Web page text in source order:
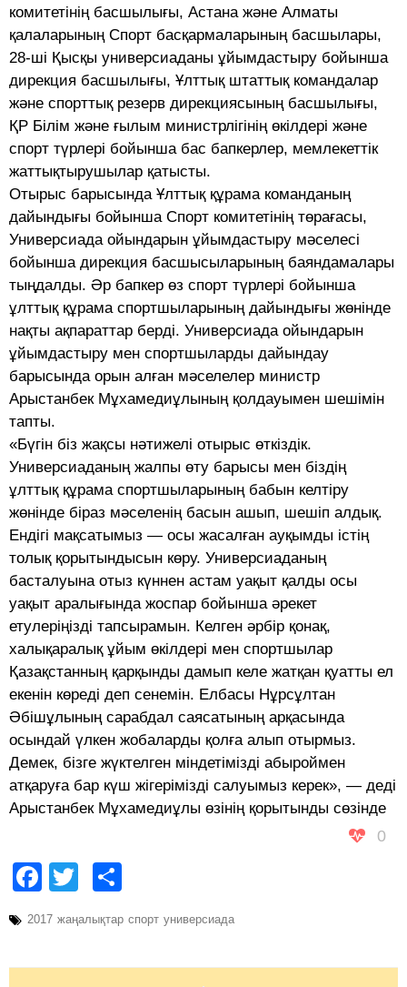
комитетінің басшылығы, Астана және Алматы
қалаларының Спорт басқармаларының басшылары,
28-ші Қысқы универсиаданы ұйымдастыру бойынша
дирекция басшылығы, Ұлттық штаттық командалар
және спорттық резерв дирекциясының басшылығы,
ҚР Білім және ғылым министрлігінің өкілдері және
спорт түрлері бойынша бас бапкерлер, мемлекеттік
жаттықтырушылар қатысты.
Отырыс барысында Ұлттық құрама команданың
дайындығы бойынша Спорт комитетінің төрағасы,
Универсиада ойындарын ұйымдастыру мәселесі
бойынша дирекция басшысыларының баяндамалары
тыңдалды. Әр бапкер өз спорт түрлері бойынша
ұлттық құрама спортшыларының дайындығы жөнінде
нақты ақпараттар берді. Универсиада ойындарын
ұйымдастыру мен спортшыларды дайындау
барысында орын алған мәселелер министр
Арыстанбек Мұхамедиұлының қолдауымен шешімін
тапты.
«Бүгін біз жақсы нәтижелі отырыс өткіздік.
Универсиаданың жалпы өту барысы мен біздің
ұлттық құрама спортшыларының бабын келтіру
жөнінде біраз мәселенің басын ашып, шешіп алдық.
Ендігі мақсатымыз — осы жасалған ауқымды істің
толық қорытындысын көру. Универсиаданың
басталуына отыз күннен астам уақыт қалды осы
уақыт аралығында жоспар бойынша әрекет
етулеріңізді тапсырамын. Келген әрбір қонақ,
халықаралық ұйым өкілдері мен спортшылар
Қазақстанның қарқынды дамып келе жатқан қуатты ел
екенін көреді деп сенемін. Елбасы Нұрсұлтан
Әбішұлының сарабдал саясатының арқасында
осындай үлкен жобаларды қолға алып отырмыз.
Демек, бізге жүктелген міндетімізді абыроймен
атқаруға бар күш жігерімізді салуымыз керек», — деді
Арыстанбек Мұхамедиұлы өзінің қорытынды сөзінде
0
Facebook
Twitter
2017 жаңалықтар спорт универсиада